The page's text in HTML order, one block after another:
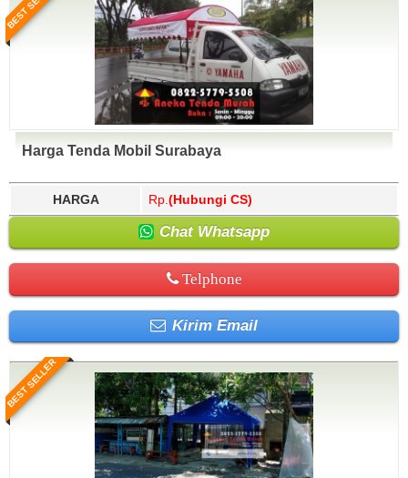
Harga Tenda Mobil Surabaya
HARGA Rp. (Hubungi CS)
Chat Whatsapp
Telphone
Kirim Email
BEST SELLER